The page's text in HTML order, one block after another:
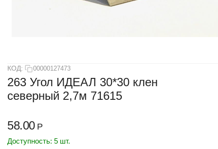
КОД: 00000127473
263 Угол ИДЕАЛ 30*30 клен
северный 2,7м 71615
58.00 Р
Доступность: 5 шт.